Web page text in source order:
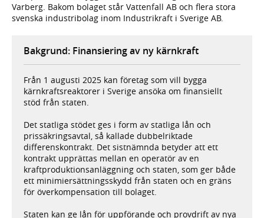
Varberg. Bakom bolaget står Vattenfall AB och flera stora
svenska industribolag inom Industrikraft i Sverige AB.
Bakgrund: Finansiering av ny kärnkraft
Från 1 augusti 2025 kan företag som vill bygga
kärnkraftsreaktorer i Sverige ansöka om finansiellt
stöd från staten.
Det statliga stödet ges i form av statliga lån och
prissäkringsavtal, så kallade dubbelriktade
differenskontrakt. Det sistnämnda betyder att ett
kontrakt upprättas mellan en operatör av en
kraftproduktionsanläggning och staten, som ger både
ett minimiersättningsskydd från staten och en gräns
för överkompensation till bolaget.
Staten kan ge lån för uppförande och provdrift av nya